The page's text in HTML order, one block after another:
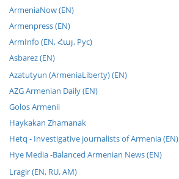
ArmeniaNow (EN)
Armenpress (EN)
ArmInfo (EN, Հայ, Рус)
Asbarez (EN)
Azatutyun (ArmeniaLiberty) (EN)
AZG Armenian Daily (EN)
Golos Armenii
Haykakan Zhamanak
Hetq - Investigative journalists of Armenia (EN)
Hye Media -Balanced Armenian News (EN)
Lragir (EN, RU, AM)